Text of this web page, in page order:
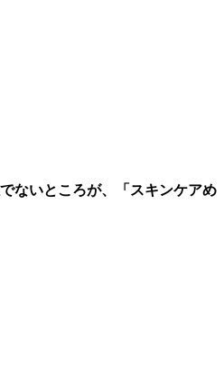
ないところが、
「スキンケアめ